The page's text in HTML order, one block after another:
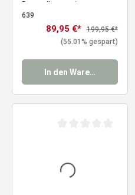
Doppelbett mit
Lattenrost für
Jugendzimmer,
Gästezimmer &
Schlafzimmer
639
Verkaufspreis:
89,95 €* Regulärer Preis:
199,95 €*
(55.01% gespart)
In den Warenkorb